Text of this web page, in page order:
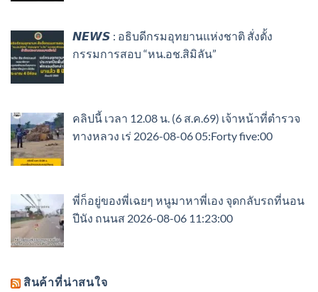
𝙉𝙀𝙒𝙎 : อธิบดีกรมอุทยานแห่งชาติ​ สั่งตั้ง
กรรมการสอบ “หน.อช.สิมิลัน”
คลิปนี้ เวลา 12.08 น. (6 ส.ค.69) เจ้าหน้าที่ตำรวจ
ทางหลวง เร่ 2026-08-06 05:Forty five:00
พี่ก็อยู่ของพี่เฉยๆ หนูมาหาพี่เอง จุดกลับรถที่นอน
ปีนัง ถนนส 2026-08-06 11:23:00
สินค้าที่น่าสนใจ